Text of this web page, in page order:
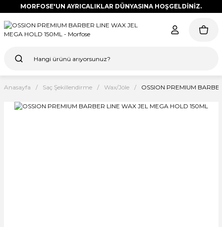
MORFOSE'UN AYRICALIKLAR DÜNYASINA HOŞGELDİNİZ.
Anasayfa Saç Şekillendirme Wax/Jöle OSSION PREMIUM